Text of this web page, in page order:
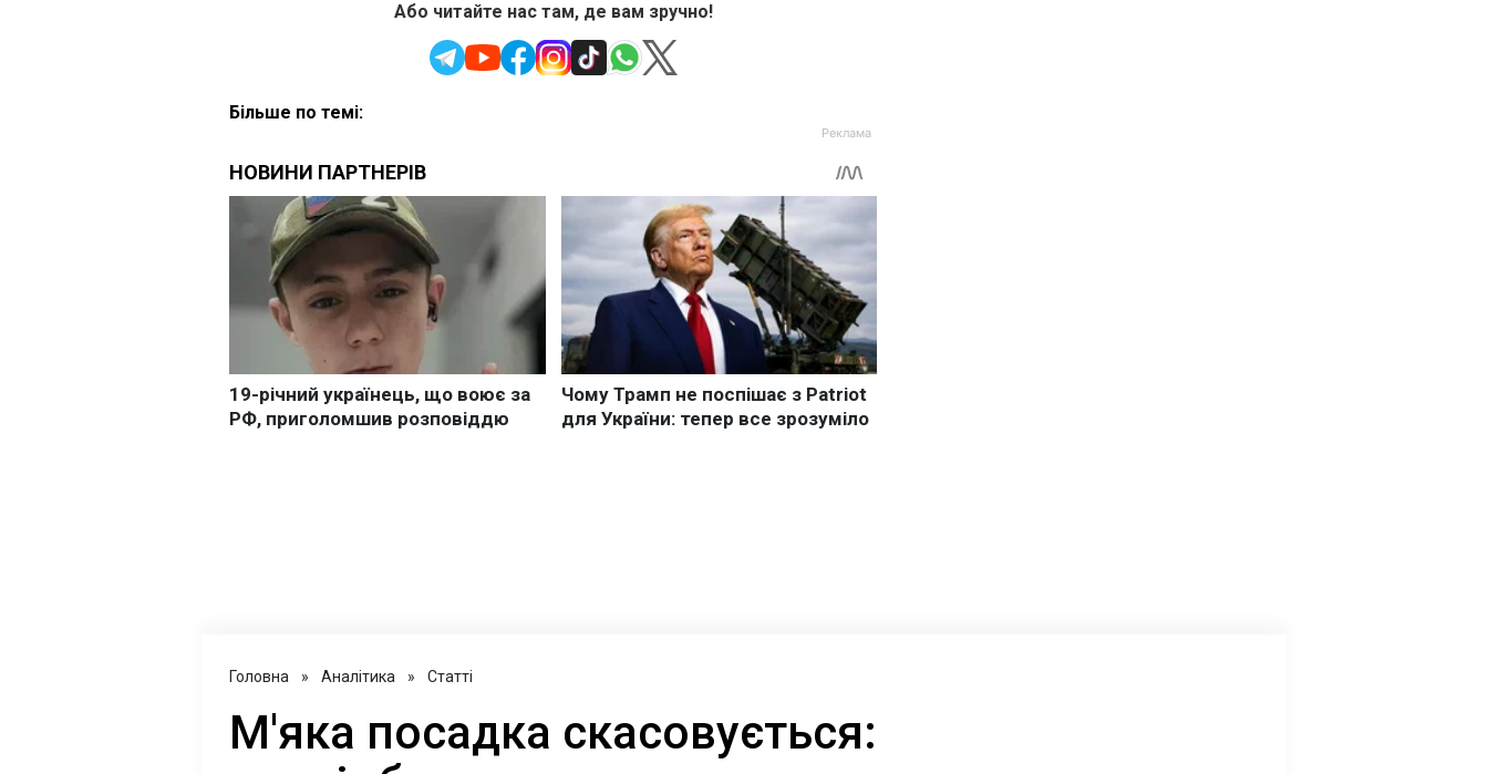
Або читайте нас там, де вам зручно!
Більше по темі:
Головна » Аналітика » Статті
М'яка посадка скасовується: